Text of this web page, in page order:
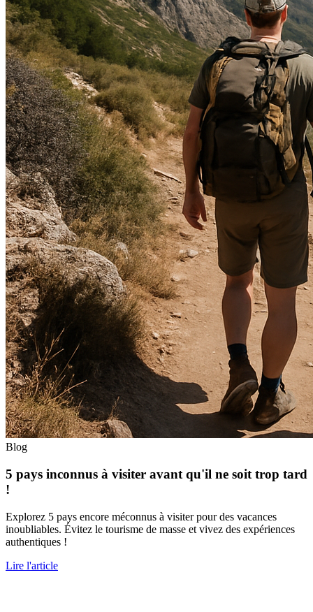
Blog
5 pays inconnus à visiter avant qu'il ne soit trop tard
!
Explorez 5 pays encore méconnus à visiter pour des vacances
inoubliables. Évitez le tourisme de masse et vivez des expériences
authentiques !
Lire l'article